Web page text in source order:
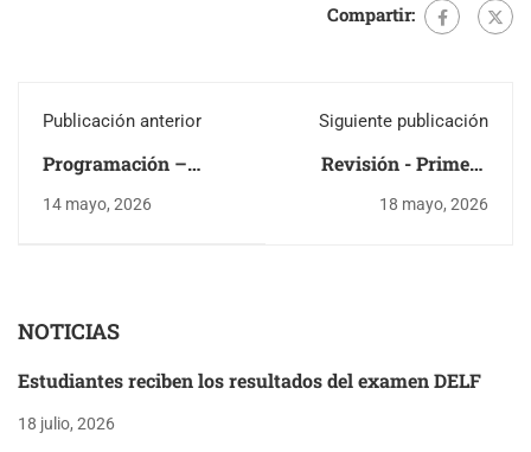
Compartir:
Publicación anterior
Programación –
Examen Global –
14 mayo, 2026
Siguiente publicación
Revisión - Primera
oportunidad
18 mayo, 2026
NOTICIAS
Estudiantes reciben los resultados del examen DELF
18 julio, 2026